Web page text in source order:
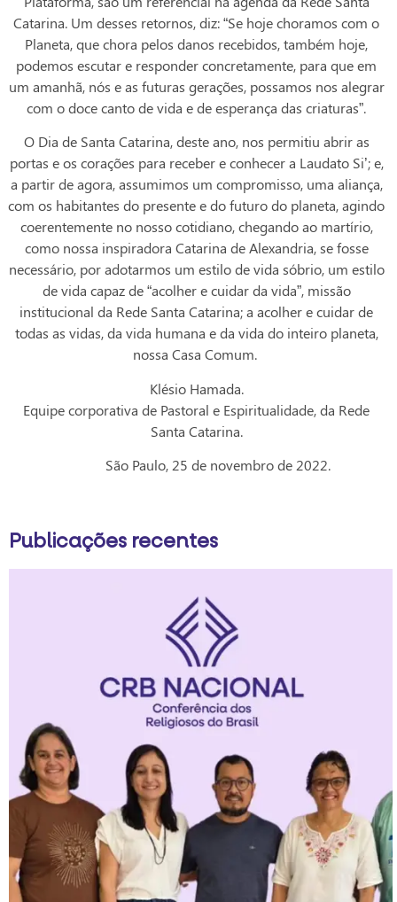
Catarina. Um desses retornos, diz: “Se hoje choramos com o
Planeta, que chora pelos danos recebidos, também hoje,
podemos escutar e responder concretamente, para que em
um amanhã, nós e as futuras gerações, possamos nos alegrar
com o doce canto de vida e de esperança das criaturas”.
O Dia de Santa Catarina, deste ano, nos permitiu abrir as
portas e os corações para receber e conhecer a Laudato Si’; e,
a partir de agora, assumimos um compromisso, uma aliança,
com os habitantes do presente e do futuro do planeta, agindo
coerentemente no nosso cotidiano, chegando ao martírio,
como nossa inspiradora Catarina de Alexandria, se fosse
necessário, por adotarmos um estilo de vida sóbrio, um estilo
de vida capaz de “acolher e cuidar da vida”, missão
institucional da Rede Santa Catarina; a acolher e cuidar de
todas as vidas, da vida humana e da vida do inteiro planeta,
nossa Casa Comum.
Klésio Hamada.
Equipe corporativa de Pastoral e Espiritualidade, da Rede
Santa Catarina.
São Paulo, 25 de novembro de 2022.
Publicações recentes